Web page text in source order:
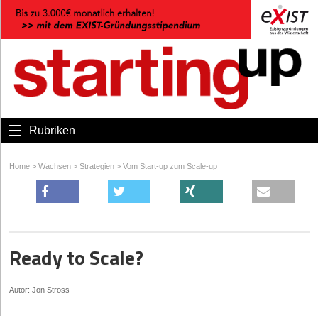
Rubriken
Home > Wachsen > Strategien > Vom Start-up zum Scale-up
Ready to Scale?
Autor: Jon Stross